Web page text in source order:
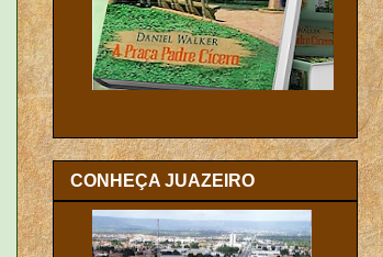
CONHEÇA JUAZEIRO